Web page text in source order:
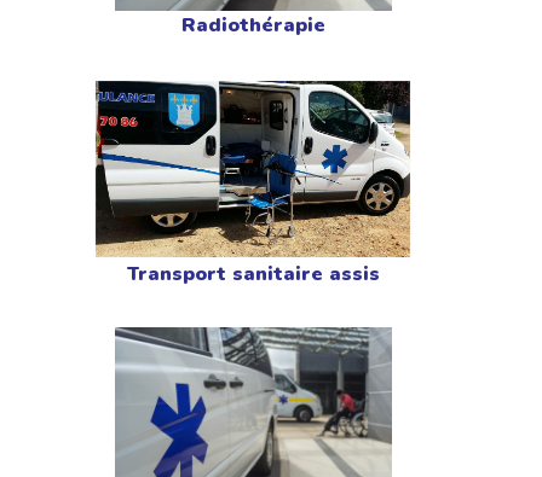
Radiothérapie
Transport sanitaire assis